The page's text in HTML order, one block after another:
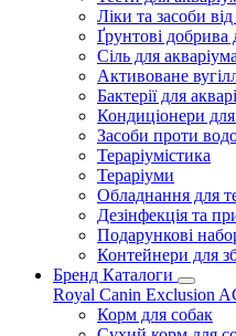
Ліки та засоби
Ґрунтові
Сіль для акваріума
Активоване
Бактерії для
Кондиціонери
Засоби проти
Тераріумістика
Тераріуми
Обладнання для
Дезінфекція та
Подарункові
Контейнери для
Бренд Каталоги
Royal Canin Exclusion
Корм для собак